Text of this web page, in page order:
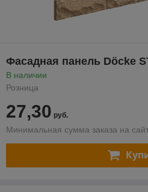
Фасадная панель Döcke
В наличии
Розница
27,30 руб.
Минимальная сумма заказа на